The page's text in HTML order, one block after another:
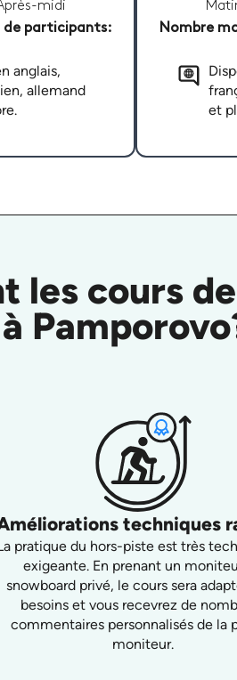
midi
de participants:
anglais,
allemand
Nombre
et
les cours
techniques
pratique du hors-piste est très
exigeante. En prenant un
snowboard privé, le cours sera
besoins et vous recevrez de
commentaires personnalisés de la
moniteur.